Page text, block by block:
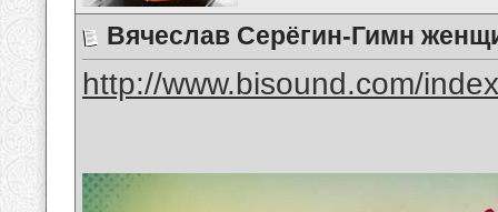
Вячеслав Серёгин-Гимн
http://www.bisound.com/